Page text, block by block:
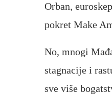
Orban,
pokret Make
No, mnogi
stagnacije i
sve više